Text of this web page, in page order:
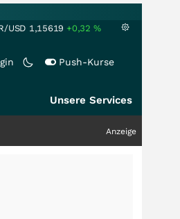
USD 1,15619 +0,32 %
Push-Kurse
Unsere Services
Anzeige